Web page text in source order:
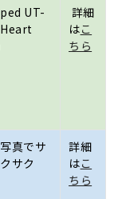
ped UT-
Heart
詳細
はこ
ちら
写真でサ
クサク
詳細
はこ
ちら